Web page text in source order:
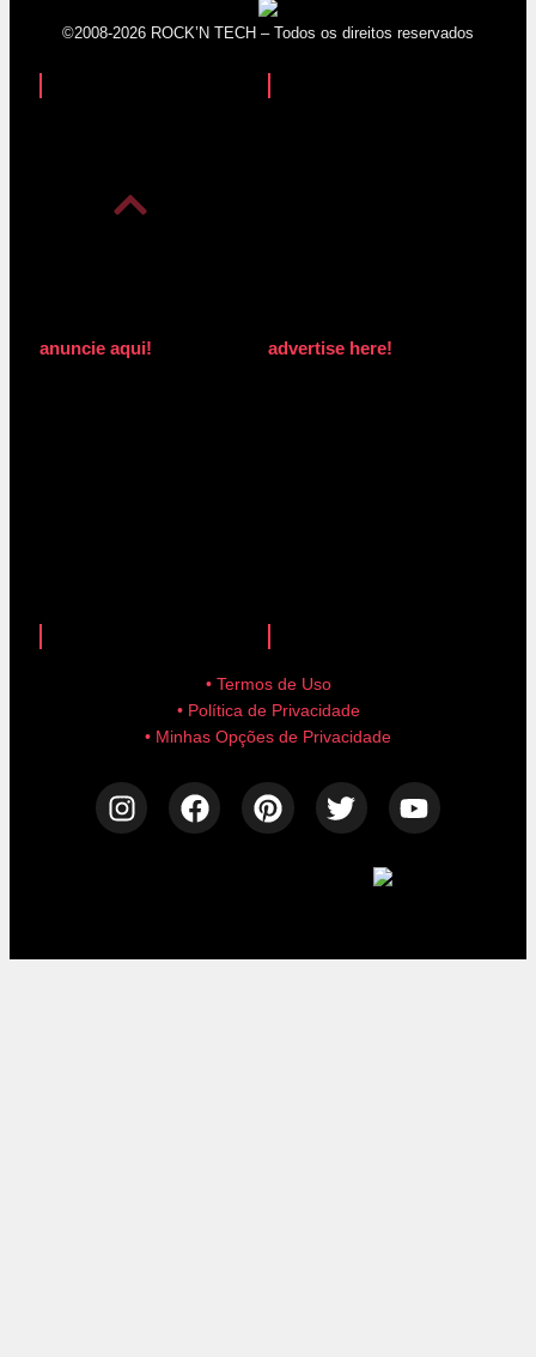
©2008-2026 ROCK’N TECH – Todos os direitos reservados
anuncie aqui! advertise here!
• Termos de Uso
• Política de Privacidade
• Minhas Opções de Privacidade